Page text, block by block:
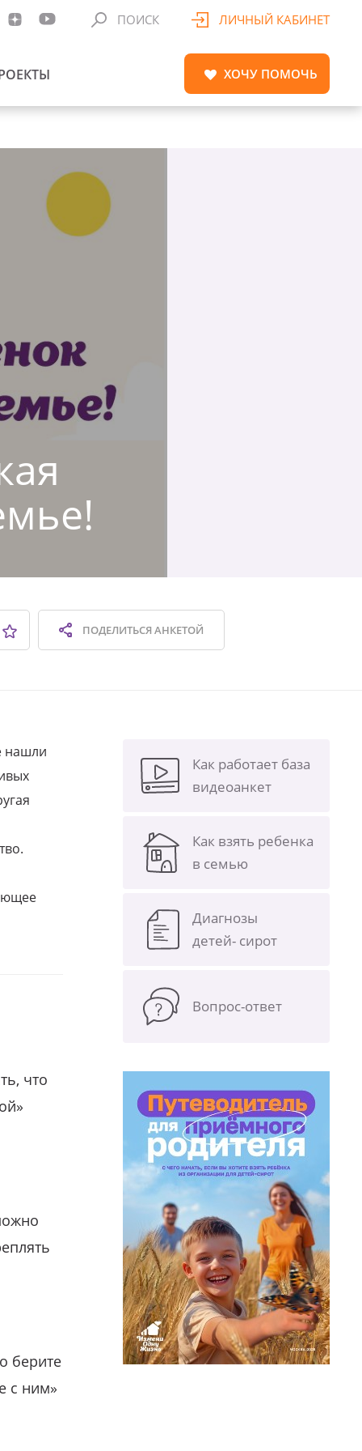
ПОИСК ЛИЧНЫЙ КАБИНЕТ
ХОЧУ ПОМОЧЬ
ПОДЕЛИТЬСЯАНКЕТОЙ
нашли
что
берите
с ним»
Как работает база
видеоанкет
Как взять ребенка
в семью
Диагнозы
детей- сирот
Вопрос-ответ